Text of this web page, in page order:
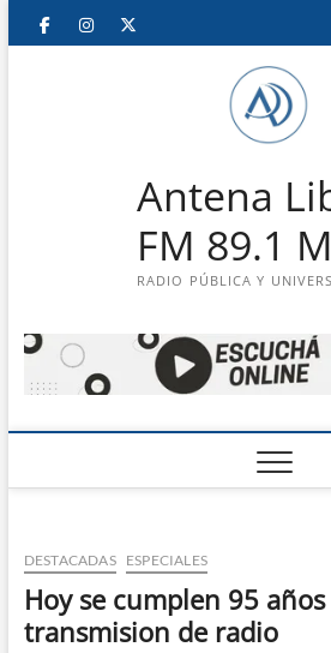
Saltar
FacebookInstagram
Antena
FM 89.1
RADIO PÚBLICA Y
DESTACADAS ESPECIALES
Hoy se cumplen 95
transmision de radio